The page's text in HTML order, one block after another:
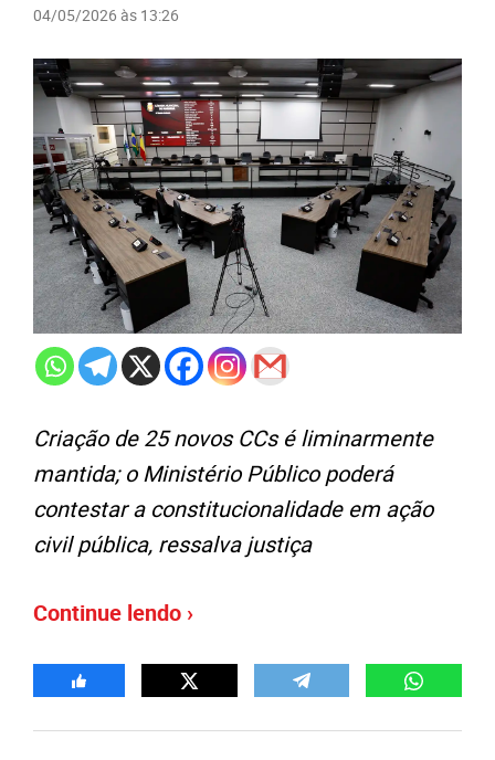
04/05/2026 às 13:26
Criação de 25 novos CCs é liminarmente
mantida; o Ministério Público poderá
contestar a constitucionalidade em ação
civil pública, ressalva justiça
Continue lendo ›